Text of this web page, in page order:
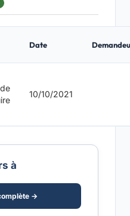
Date
10/10/2021
à
→